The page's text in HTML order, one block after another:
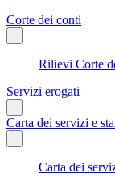
Corte dei conti
Rilievi Corte
Servizi erogati
Carta dei servizi e
Carta dei